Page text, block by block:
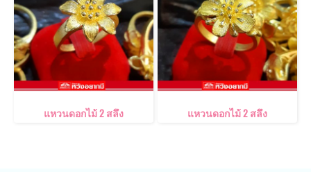
แหวนดอกไม้ 2 สลึง แหวนดอกไม้ 2 สลึง